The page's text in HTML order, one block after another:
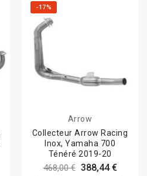
-17%
Arrow
Collecteur Arrow Racing
Inox, Yamaha 700
Ténéré 2019-20
468,00 € 388,44 €